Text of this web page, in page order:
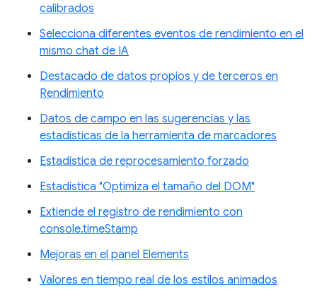
calibrados
Selecciona diferentes eventos de rendimiento en el
mismo chat de IA
Destacado de datos propios y de terceros en
Rendimiento
Datos de campo en las sugerencias y las
estadísticas de la herramienta de marcadores
Estadística de reprocesamiento forzado
Estadística "Optimiza el tamaño del DOM"
Extiende el registro de rendimiento con
console.timeStamp
Mejoras en el panel Elements
Valores en tiempo real de los estilos animados